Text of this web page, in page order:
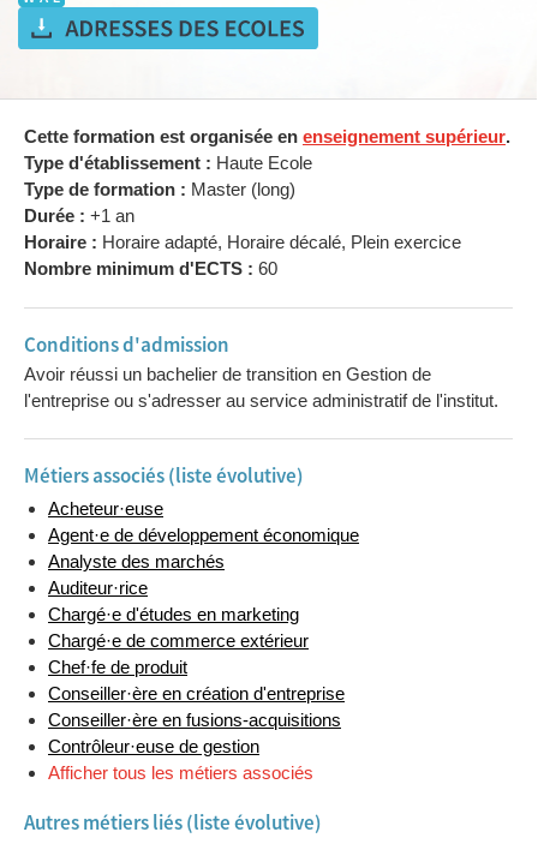
Cette formation est organisée en enseignement supérieur.
Type d'établissement : Haute Ecole
Type de formation : Master (long)
Durée : +1 an
Horaire : Horaire adapté, Horaire décalé, Plein exercice
Nombre minimum d'ECTS : 60
Conditions d'admission
Avoir réussi un bachelier de transition en Gestion de
l'entreprise ou s'adresser au service administratif de l'institut.
Métiers associés (liste évolutive)
Acheteur·euse
Agent·e de développement économique
Analyste des marchés
Auditeur·rice
Chargé·e d'études en marketing
Chargé·e de commerce extérieur
Chef·fe de produit
Conseiller·ère en création d'entreprise
Conseiller·ère en fusions-acquisitions
Contrôleur·euse de gestion
Afficher tous les métiers associés
Autres métiers liés (liste évolutive)